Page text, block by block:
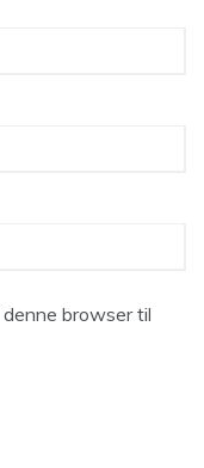
browser til